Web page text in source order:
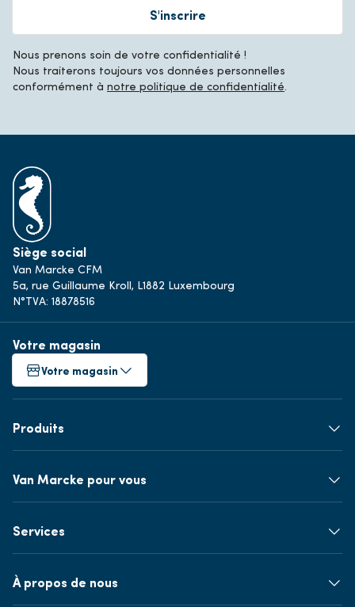
S'inscrire
Nous prenons soin de votre confidentialité !
Nous traiterons toujours vos données personnelles
conformément à notre politique de confidentialité.
Siège social
Van Marcke CFM
5a, rue Guillaume Kroll, L1882 Luxembourg
N°TVA: 18878516
Votre magasin
Votre magasin
Produits
Van Marcke pour vous
Services
À propos de nous